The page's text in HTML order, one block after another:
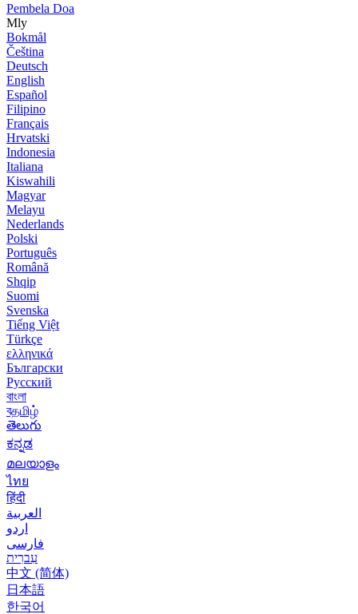
Pembela Doa
Mly
Bokmål
Čeština
Deutsch
English
Español
Filipino
Français
Hrvatski
Indonesia
Italiana
Kiswahili
Magyar
Melayu
Nederlands
Polski
Português
Română
Shqip
Suomi
Svenska
Tiếng Việt
Türkçe
ελληνικά
Български
Русский
বাংলা
বதமிழ்
తెలుగు
ಕನ್ನಡ
മലയാളം
ไทย
हिंदी
العربية
اردو
فارسی
עִברִית
中文 (简体)
日本語
한국어